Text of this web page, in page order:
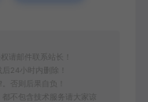
请邮件联系站长！
24小时内删除！
否则后果自负！
不包含技术服务请大家谅